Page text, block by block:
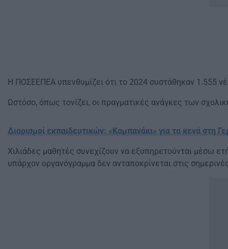
Η ΠΟΣΕΕΠΕΑ υπενθυμίζει ότι το 2024 συστάθηκαν 1.555
Ωστόσο, όπως τονίζει, οι πραγματικές ανάγκες των
Διορισμοί εκπαιδευτικών: «Καμπανάκι» για τα κενά στη
Χιλιάδες μαθητές συνεχίζουν να εξυπηρετούνται μέσω
υπάρχον οργανόγραμμα δεν ανταποκρίνεται στις